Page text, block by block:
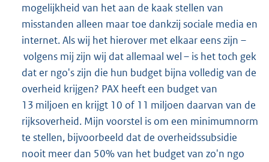
mogelijkheid van het aan de kaak stellen van
misstanden alleen maar toe dankzij sociale media en
internet. Als wij het hierover met elkaar eens zijn –
volgens mij zijn wij dat allemaal wel – is het toch gek
dat er ngo's zijn die hun budget bijna volledig van de
overheid krijgen? PAX heeft een budget van
13 miljoen en krijgt 10 of 11 miljoen daarvan van de
rijksoverheid. Mijn voorstel is om een minimumnorm
te stellen, bijvoorbeeld dat de overheidssubsidie
nooit meer dan 50% van het budget van zo'n ngo